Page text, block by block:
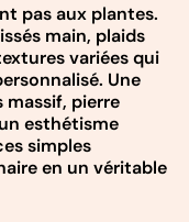
pas aux plantes.
main, plaids
variées qui
Une
massif, pierre
esthétisme
simples
en un véritable